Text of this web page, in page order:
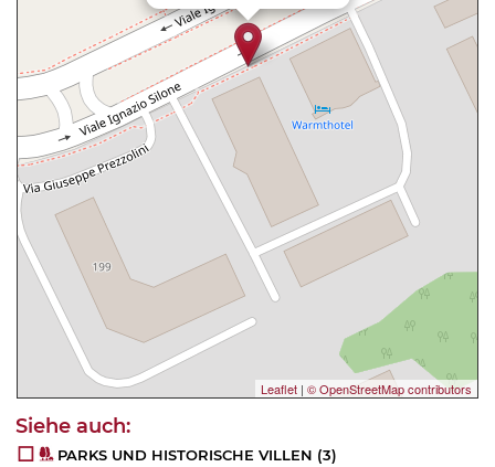
Leaflet | © OpenStreetMap contributors
PARKS UND HISTORISCHE VILLEN (3)